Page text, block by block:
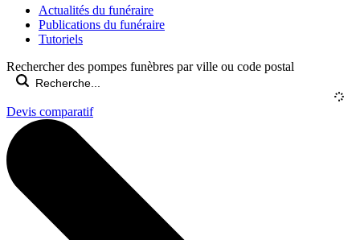
Actualités du funéraire
Publications du funéraire
Tutoriels
Rechercher des pompes funèbres par ville ou code postal
Devis comparatif